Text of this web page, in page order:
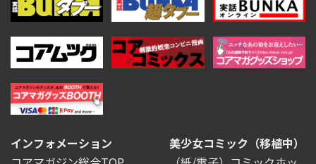
インフォメーション
美少女コミック（移植中）